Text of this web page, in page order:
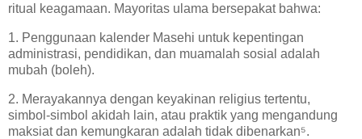
ritual keagamaan. Mayoritas ulama bersepakat bahwa:
1. Penggunaan kalender Masehi untuk kepentingan
administrasi, pendidikan, dan muamalah sosial adalah
mubah (boleh).
2. Merayakannya dengan keyakinan religius tertentu,
simbol-simbol akidah lain, atau praktik yang mengandung
maksiat dan kemungkaran adalah tidak dibenarkan⁵.